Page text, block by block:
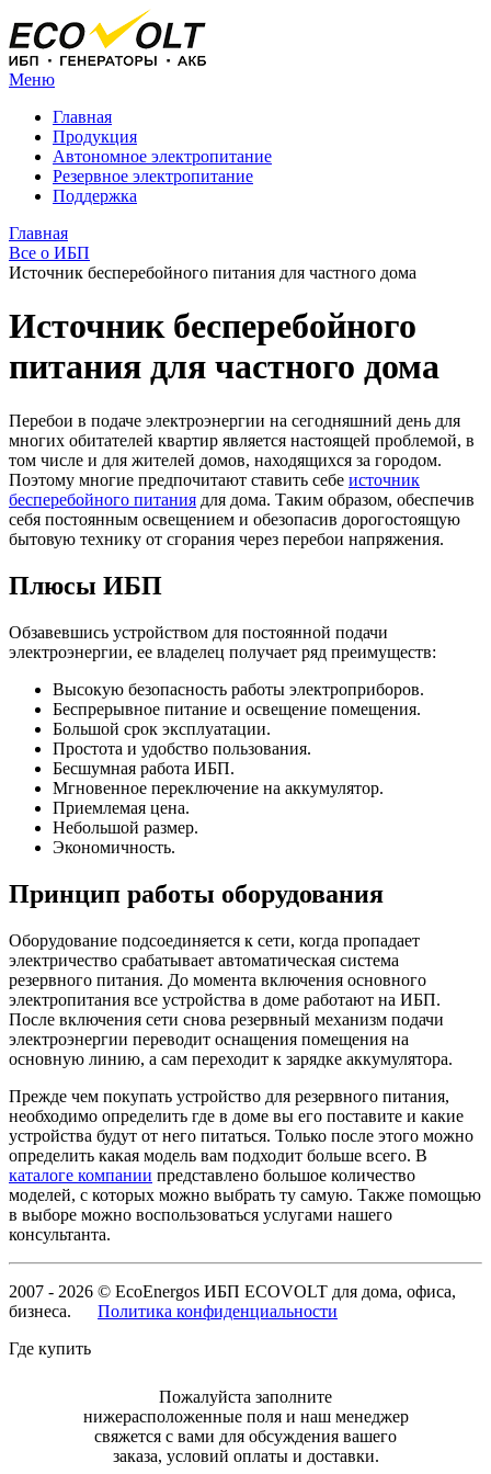
Меню
Главная
Продукция
Автономное электропитание
Резервное электропитание
Поддержка
Главная
Все о ИБП
Источник бесперебойного питания для частного дома
Источник бесперебойного
питания для частного дома
Перебои в подаче электроэнергии на сегодняшний день для
многих обитателей квартир является настоящей проблемой, в
том числе и для жителей домов, находящихся за городом.
Поэтому многие предпочитают ставить себе источник
бесперебойного питания для дома. Таким образом, обеспечив
себя постоянным освещением и обезопасив дорогостоящую
бытовую технику от сгорания через перебои напряжения.
Плюсы ИБП
Обзавевшись устройством для постоянной подачи
электроэнергии, ее владелец получает ряд преимуществ:
Высокую безопасность работы электроприборов.
Беспрерывное питание и освещение помещения.
Большой срок эксплуатации.
Простота и удобство пользования.
Бесшумная работа ИБП.
Мгновенное переключение на аккумулятор.
Приемлемая цена.
Небольшой размер.
Экономичность.
Принцип работы оборудования
Оборудование подсоединяется к сети, когда пропадает
электричество срабатывает автоматическая система
резервного питания. До момента включения основного
электропитания все устройства в доме работают на ИБП.
После включения сети снова резервный механизм подачи
электроэнергии переводит оснащения помещения на
основную линию, а сам переходит к зарядке аккумулятора.
Прежде чем покупать устройство для резервного питания,
необходимо определить где в доме вы его поставите и какие
устройства будут от него питаться. Только после этого можно
определить какая модель вам подходит больше всего. В
каталоге компании представлено большое количество
моделей, с которых можно выбрать ту самую. Также помощью
в выборе можно воспользоваться услугами нашего
консультанта.
2007 - 2026 © EcoEnergos ИБП ECOVOLT для дома, офиса,
бизнеса. Политика конфиденциальности
Где купить
Пожалуйста заполните
нижерасположенные поля и наш менеджер
свяжется с вами для обсуждения вашего
заказа, условий оплаты и доставки.